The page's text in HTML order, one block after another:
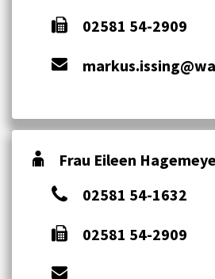
02581 54-2909
Frau Eileen
02581 54-1632
02581 54-2909